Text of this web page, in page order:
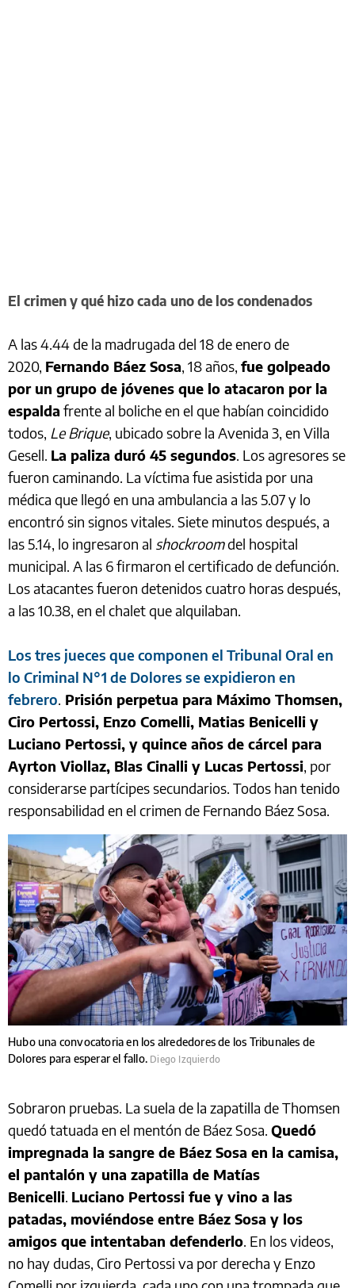
El crimen y qué hizo cada uno de los condenados
A las 4.44 de la madrugada del 18 de enero de
2020, Fernando Báez Sosa, 18 años, fue golpeado
por un grupo de jóvenes que lo atacaron por la
espalda frente al boliche en el que habían coincidido
todos, Le Brique, ubicado sobre la Avenida 3, en Villa
Gesell. La paliza duró 45 segundos. Los agresores se
fueron caminando. La víctima fue asistida por una
médica que llegó en una ambulancia a las 5.07 y lo
encontró sin signos vitales. Siete minutos después, a
las 5.14, lo ingresaron al shockroomdel hospital
municipal. A las 6 firmaron el certificado de defunción.
Los atacantes fueron detenidos cuatro horas después,
a las 10.38, en el chalet que alquilaban.
Los tres jueces que componen el Tribunal Oral en
lo Criminal N°1 de Dolores se expidieron en
febrero. Prisión perpetua para Máximo Thomsen,
Ciro Pertossi, Enzo Comelli, Matias Benicelli y
Luciano Pertossi, y quince años de cárcel para
Ayrton Viollaz, Blas Cinalli y Lucas Pertossi, por
considerarse partícipes secundarios. Todos han tenido
responsabilidad en el crimen de Fernando Báez Sosa.
Hubo una convocatoria en los alrededores de los Tribunales de
Dolores para esperar el fallo. Diego Izquierdo
Sobraron pruebas. La suela de la zapatilla de Thomsen
quedó tatuada en el mentón de Báez Sosa. Quedó
impregnada la sangre de Báez Sosa en la camisa,
el pantalón y una zapatilla de Matías
Benicelli. Luciano Pertossi fue y vino a las
patadas, moviéndose entre Báez Sosa y los
amigos que intentaban defenderlo. En los videos,
no hay dudas, Ciro Pertossi va por derecha y Enzo